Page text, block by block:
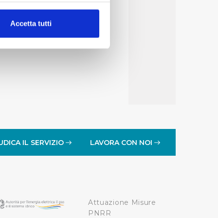
(impronte
che l’Utente ha fornito
i singoli cookie
Accetta tutti
IL SERVIZIO LAVORA CON NOI
Attuazione Misure
PNRR